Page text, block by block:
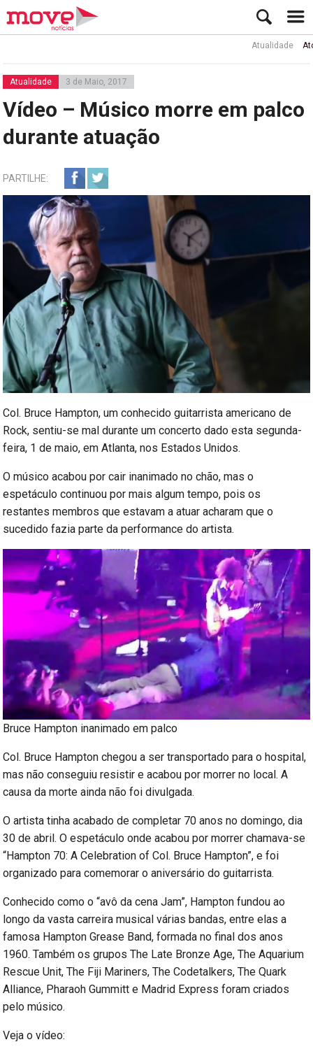
Atualidade Ator Rui
Atualidade 3 de Maio, 2017
Vídeo – Músico morre em palco
durante atuação
PARTILHE:
Col. Bruce Hampton, um conhecido guitarrista americano de
Rock, sentiu-se mal durante um concerto dado esta segunda-
feira, 1 de maio, em Atlanta, nos Estados Unidos.
O músico acabou por cair inanimado no chão, mas o
espetáculo continuou por mais algum tempo, pois os
restantes membros que estavam a atuar acharam que o
sucedido fazia parte da performance do artista.
Bruce Hampton inanimado em palco
Col. Bruce Hampton chegou a ser transportado para o hospital,
mas não conseguiu resistir e acabou por morrer no local. A
causa da morte ainda não foi divulgada.
O artista tinha acabado de completar 70 anos no domingo, dia
30 de abril. O espetáculo onde acabou por morrer chamava-se
“Hampton 70: A Celebration of Col. Bruce Hampton”, e foi
organizado para comemorar o aniversário do guitarrista.
Conhecido como o “avô da cena Jam”, Hampton fundou ao
longo da vasta carreira musical várias bandas, entre elas a
famosa Hampton Grease Band, formada no final dos anos
1960. Também os grupos The Late Bronze Age, The Aquarium
Rescue Unit, The Fiji Mariners, The Codetalkers, The Quark
Alliance, Pharaoh Gummitt e Madrid Express foram criados
pelo músico.
Veja o vídeo: